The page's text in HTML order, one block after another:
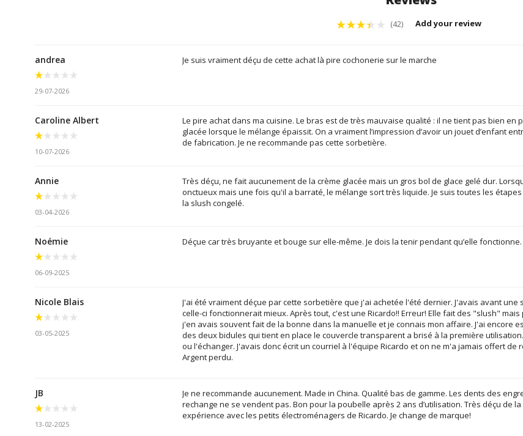
(42) Add your review
andrea
29-07-2026
Je suis vraiment déçu de cette achat là pire cochonerie sur le marche
Caroline Albert
10-07-2026
Le pire achat dans ma cuisine. Le bras est de très mauvaise qualité : il ne tient pas bien
glacée lorsque le mélange épaissit. On a vraiment l’impression d’avoir un jouet d’enfant
de fabrication. Je ne recommande pas cette sorbetière.
Annie
03-04-2026
Très déçu, ne fait aucunement de la crème glacée mais un gros bol de glace gelé dur.
onctueux mais une fois qu'il a barraté, le mélange sort très liquide. Je suis toutes les
la slush congelé.
Noémie
06-09-2025
Déçue car très bruyante et bouge sur elle-même. Je dois la tenir pendant qu’elle
Nicole Blais
03-05-2025
J'ai été vraiment déçue par cette sorbetière que j'ai achetée l'été dernier. J'avais avant
celle-ci fonctionnerait mieux. Après tout, c'est une Ricardo!! Erreur! Elle fait des "slush"
j'en avais souvent fait de la bonne dans la manuelle et je connais mon affaire. J'ai encore
des deux bidules qui tient en place le couvercle transparent a brisé à la première
ou l'échanger. J'avais donc écrit un courriel à l'équipe Ricardo et on ne m'a jamais offert
Argent perdu.
JB
13-02-2025
Je ne recommande aucunement. Made in China. Qualité bas de gamme. Les dents des
rechange ne se vendent pas. Bon pour la poubelle après 2 ans d’utilisation. Très déçu de
expérience avec les petits électroménagers de Ricardo. Je change de marque!